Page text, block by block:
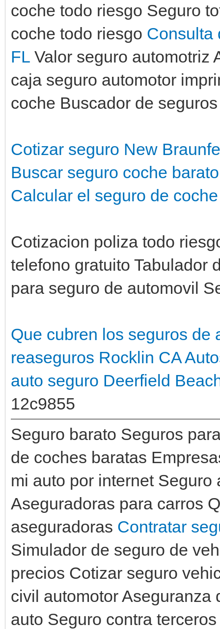
coche todo riesgo Seguro
coche todo riesgo Consulta
FL Valor seguro automotriz
caja seguro automotor
coche Buscador de
Cotizar seguro New
Buscar seguro coche
Calcular el seguro de
Cotizacion poliza todo
telefono gratuito Tabulador
para seguro de automovil
Que cubren los seguros de
reaseguros Rocklin CA
auto seguro Deerfield
12c9855
Seguro barato Seguros
de coches baratas
mi auto por internet Seguro
Aseguradoras para carros
aseguradoras Contratar
Simulador de seguro de
precios Cotizar seguro
civil automotor Aseguranza
auto Seguro contra terceros